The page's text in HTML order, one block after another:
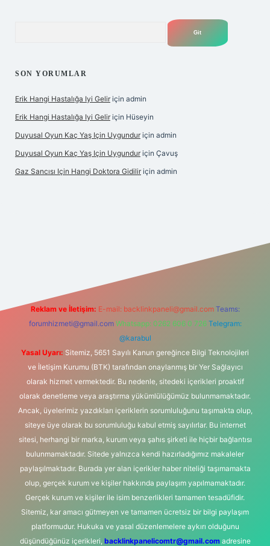
SON YORUMLAR
Erik Hangi Hastalığa Iyi Gelir için admin
Erik Hangi Hastalığa Iyi Gelir için Hüseyin
Duyusal Oyun Kaç Yaş Için Uygundur için admin
Duyusal Oyun Kaç Yaş Için Uygundur için Çavuş
Gaz Sancısı Için Hangi Doktora Gidilir için admin
Reklam ve İletişim: E-mail: backlinkpaneli@gmail.com Teams:
forumhizmeti@gmail.com Whatsapp: 0262 606 0 726 Telegram:
@karabul
Yasal Uyarı: Sitemiz, 5651 Sayılı Kanun gereğince Bilgi Teknolojileri
ve İletişim Kurumu (BTK) tarafından onaylanmış bir Yer Sağlayıcı
olarak hizmet vermektedir. Bu nedenle, sitedeki içerikleri proaktif
olarak denetleme veya araştırma yükümlülüğümüz bulunmamaktadır.
Ancak, üyelerimiz yazdıkları içeriklerin sorumluluğunu taşımakta olup,
siteye üye olarak bu sorumluluğu kabul etmiş sayılırlar. Bu internet
sitesi, herhangi bir marka, kurum veya şahıs şirketi ile hiçbir bağlantısı
bulunmamaktadır. Sitede yalnızca kendi hazırladığımız makaleler
paylaşılmaktadır. Burada yer alan içerikler haber niteliği taşımamakta
olup, gerçek kurum ve kişiler hakkında paylaşım yapılmamaktadır.
Gerçek kurum ve kişiler ile isim benzerlikleri tamamen tesadüfidir.
Sitemiz, kar amacı gütmeyen ve tamamen ücretsiz bir bilgi paylaşım
platformudur. Hukuka ve yasal düzenlemelere aykırı olduğunu
düşündüğünüz içerikleri, backlinkpanelicomtr@gmail.comadresine